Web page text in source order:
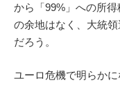
から「99%」への所
の余地はなく、大統
だろう。
ユーロ危機で明らか